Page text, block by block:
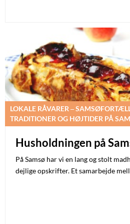
LOKALE RÅVARER –
TRADITIONER OG HØJTIDER PÅ
Husholdningen på
På Samsø har vi en lang og stolt
dejlige opskrifter. Et samarbejde